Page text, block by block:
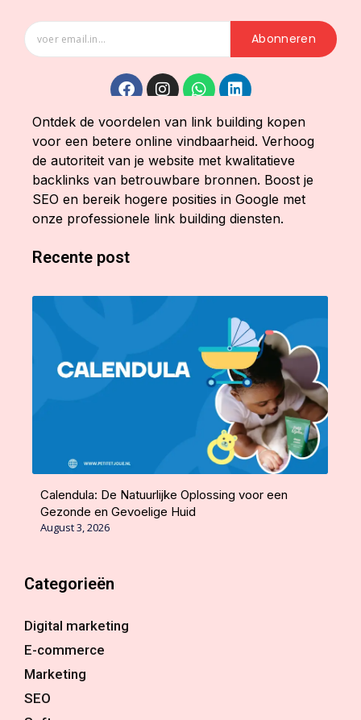
Abonneren
Ontdek de voordelen van link building kopen
voor een betere online vindbaarheid. Verhoog
de autoriteit van je website met kwalitatieve
backlinks van betrouwbare bronnen. Boost je
SEO en bereik hogere posities in Google met
onze professionele link building diensten.
Recente post
Calendula: De Natuurlijke Oplossing voor een
Gezonde en Gevoelige Huid
August 3, 2026
Categorieën
Digital marketing
E-commerce
Marketing
SEO